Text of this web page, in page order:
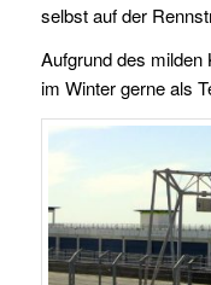
selbst auf der
Aufgrund des milden
im Winter gerne als